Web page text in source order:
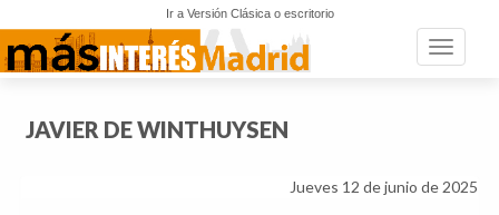
Ir a Versión Clásica o escritorio
Toggle
JAVIER DE WINTHUYSEN
Jueves 12 de junio de 2025